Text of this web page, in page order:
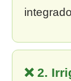
❌ 2.